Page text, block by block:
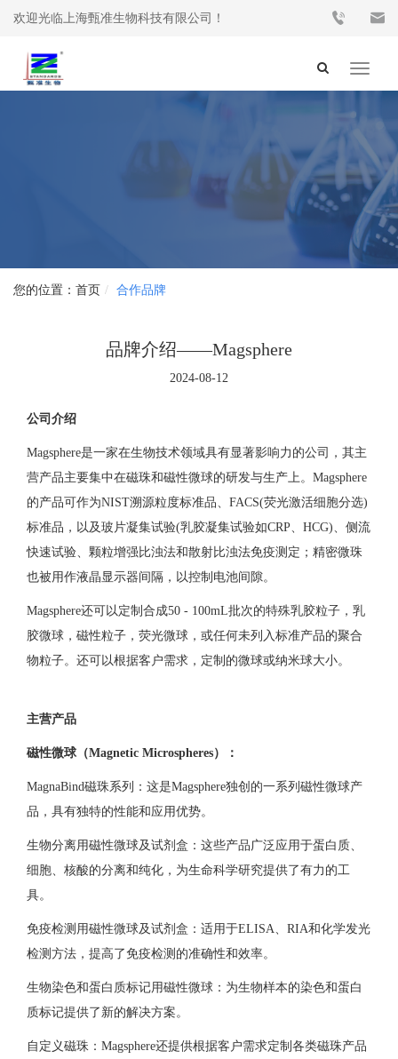
欢迎光临上海甄准生物科技有限公司！
Toggle
首页 合作品牌
品牌介绍——Magsphere
2024-08-12
公司介绍
Magsphere是一家在生物技术领域具有显著影响力的公司，其主
营产品主要集中在磁珠和磁性微球的研发与生产上。Magsphere
的产品可作为NIST溯源粒度标准品、FACS(荧光激活细胞分选)
标准品，以及玻片凝集试验(乳胶凝集试验如CRP、HCG)、侧流
快速试验、颗粒增强比浊法和散射比浊法免疫测定；精密微珠
也被用作液晶显示器间隔，以控制电池间隙。
Magsphere还可以定制合成50 - 100mL批次的特殊乳胶粒子，乳
胶微球，磁性粒子，荧光微球，或任何未列入标准产品的聚合
物粒子。还可以根据客户需求，定制的微球或纳米球大小。
主营产品
磁性微球（Magnetic Microspheres）：
MagnaBind磁珠系列：这是Magsphere独创的一系列磁性微球产
品，具有独特的性能和应用优势。
生物分离用磁性微球及试剂盒：这些产品广泛应用于蛋白质、
细胞、核酸的分离和纯化，为生命科学研究提供了有力的工
具。
免疫检测用磁性微球及试剂盒：适用于ELISA、RIA和化学发光
检测方法，提高了免疫检测的准确性和效率。
生物染色和蛋白质标记用磁性微球：为生物样本的染色和蛋白
质标记提供了新的解决方案。
自定义磁珠：Magsphere还提供根据客户需求定制各类磁珠产品